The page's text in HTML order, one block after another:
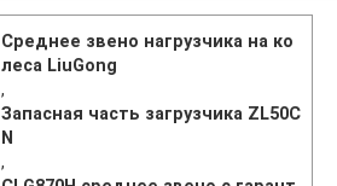
Среднее звено нагрузчика на ко
леса LiuGong
,
Запасная часть загрузчика ZL50C
N
,